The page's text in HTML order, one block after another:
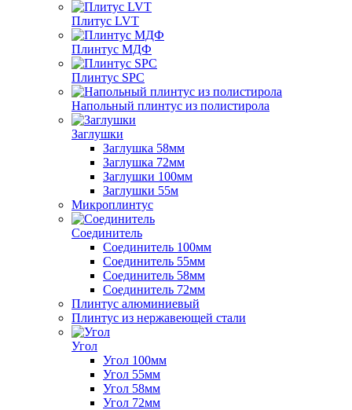
Плитус LVT
Плинтус МДФ
Плинтус SPC
Напольный плинтус из полистирола
Заглушки
Заглушка 58мм
Заглушка 72мм
Заглушки 100мм
Заглушки 55м
Микроплинтус
Соединитель
Соединитель 100мм
Соединитель 55мм
Соединитель 58мм
Соединитель 72мм
Плинтус алюминиевый
Плинтус из нержавеющей стали
Угол
Угол 100мм
Угол 55мм
Угол 58мм
Угол 72мм